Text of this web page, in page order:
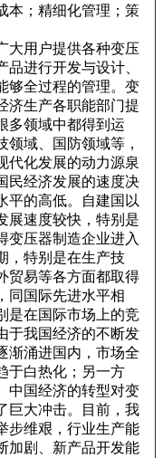
本；精细化管理；策
大用户提供各种变压
进行开发与设计、
够全过程的管理。变
济生产各职能部门提
多领域中都得到运
领域、国防领域等，
代化发展的动力源泉
民经济发展的速度决
平的高低。自建国以
展速度较快，特别是
变压器制造企业进入
，特别是在生产技
贸易等各方面都取得
同国际先进水平相
是在国际市场上的竞
于我国经济的不断发
渐涌进国内，市场全
于白热化；另一方
中国经济的转型对变
巨大冲击。目前，我
步维艰，行业生产能
加剧、新产品开发能